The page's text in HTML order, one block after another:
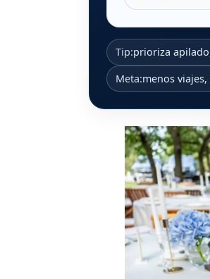
Tip:prioriza
Meta:menos